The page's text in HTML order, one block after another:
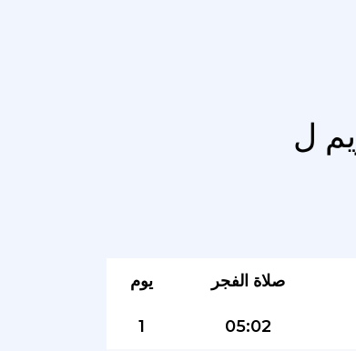
يوم صلاة الفجر
1 05:02